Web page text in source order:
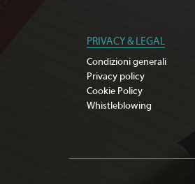
PRIVACY & LEGAL
Condizioni generali
Privacy policy
Cookie Policy
Whistleblowing